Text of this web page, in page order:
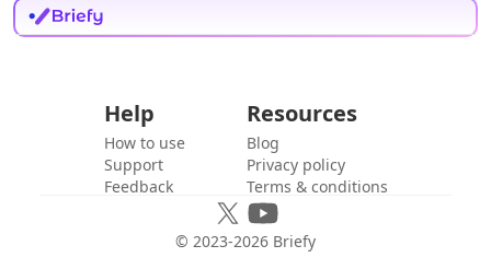
Help
How to use
Support
Feedback
Resources
Blog
Privacy policy
Terms & conditions
© 2023-2026 Briefy